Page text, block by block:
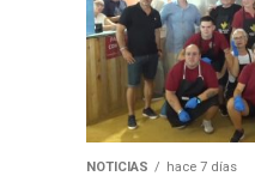
NOTICIAS hace 7 días